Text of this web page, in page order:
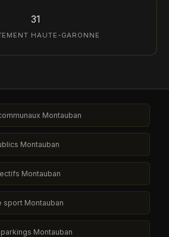
31
HAUTE-GARONNE
Montauban
Montauban
Montauban
sport Montauban
Montauban